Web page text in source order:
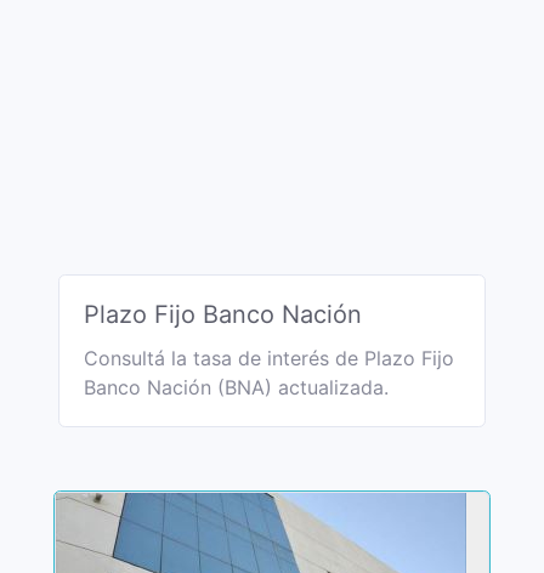
Plazo Fijo Banco Nación
Consultá la tasa de interés de Plazo Fijo
Banco Nación (BNA) actualizada.